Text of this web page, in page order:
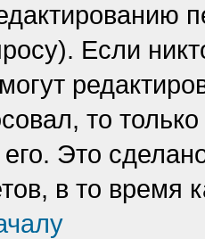
Если
то
его. Это
в то время